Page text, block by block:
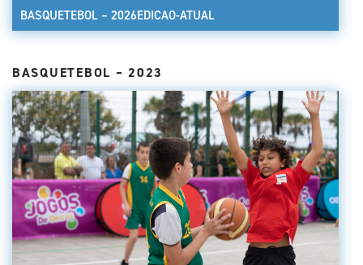
BASQUETEBOL – 2026EDICAO-ATUAL
BASQUETEBOL – 2023